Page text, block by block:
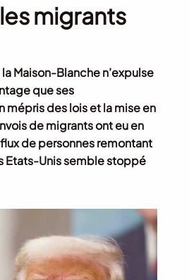
migrants
Maison-Blanche n’expulse
que ses
mépris des lois et la mise en
de migrants ont eu en
de personnes remontant
Etats-Unis semble stoppé